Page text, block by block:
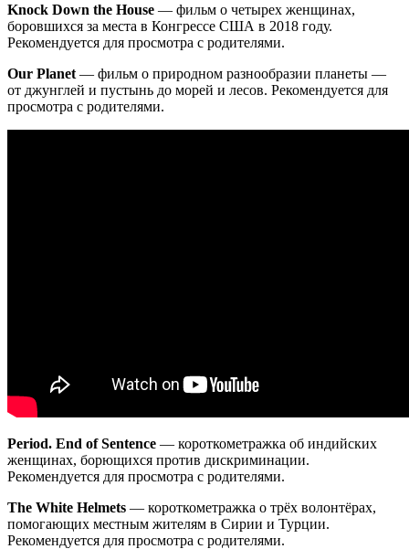
Knock Down the House — фильм о четырех женщинах,
боровшихся за места в Конгрессе США в 2018 году.
Рекомендуется для просмотра с родителями.
Our Planet — фильм о природном разнообразии планеты —
от джунглей и пустынь до морей и лесов. Рекомендуется для
просмотра с родителями.
Period. End of Sentence — короткометражка об индийских
женщинах, борющихся против дискриминации.
Рекомендуется для просмотра с родителями.
The White Helmets — короткометражка о трёх волонтёрах,
помогающих местным жителям в Сирии и Турции.
Рекомендуется для просмотра с родителями.